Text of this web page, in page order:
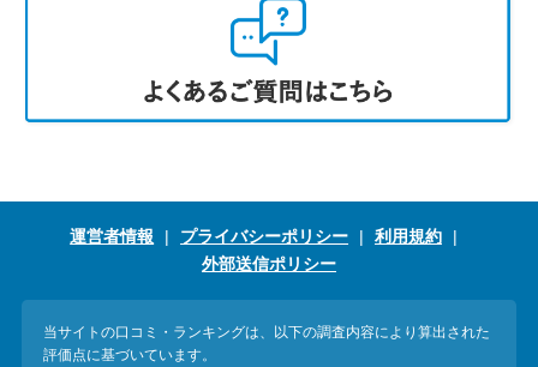
運営者情報 プライバシーポリシー
利用規約
外部送信ポリシー
当サイトの口コミ・ランキングは、以下の調査内容により算出された
評価点に基づいています。